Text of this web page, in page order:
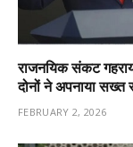
राजनयिक संकट
दोनों ने अपनाया
FEBRUARY 2, 2026